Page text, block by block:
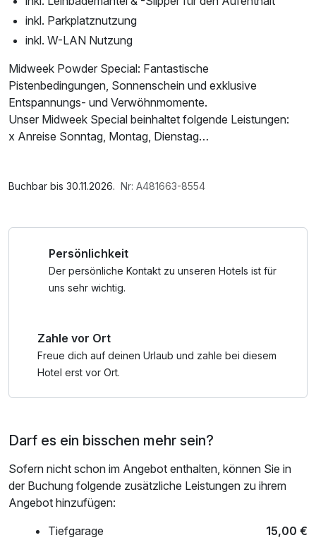
inkl. Parkplatznutzung
inkl. W-LAN Nutzung
Midweek Powder Special: Fantastische
Pistenbedingungen, Sonnenschein und exklusive
Entspannungs- und Verwöhnmomente.
Unser Midweek Special beinhaltet folgende Leistungen:
x Anreise Sonntag, Montag, Dienstag
1 Flasche Mineralwasser, Leihbademantel, Nutzung des
Buchbar bis 30.11.2026. Nr: A481663-8554
Persönlichkeit
Der persönliche Kontakt zu unseren Hotels ist für
uns sehr wichtig.
Zahle vor Ort
Freue dich auf deinen Urlaub und zahle bei diesem
Hotel erst vor Ort.
Darf es ein bisschen mehr sein?
Sofern nicht schon im Angebot enthalten, können Sie in
der Buchung folgende zusätzliche Leistungen zu ihrem
Angebot hinzufügen:
Tiefgarage
15,00 €